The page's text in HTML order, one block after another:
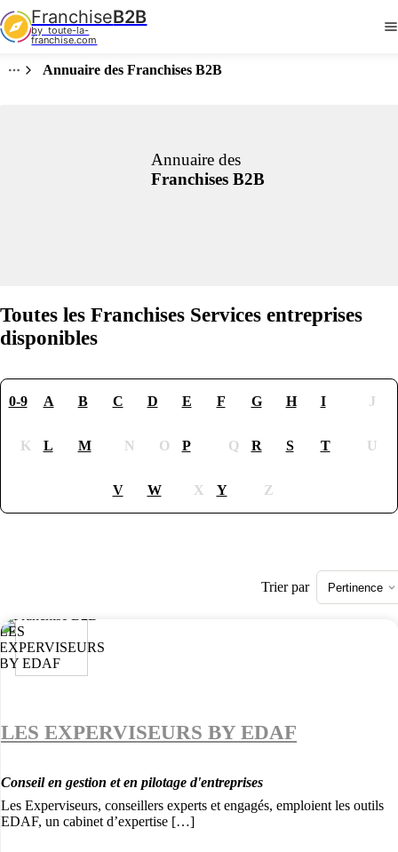
FranchiseB2B
by  toute-la-
franchise.com
Annuaire des Franchises B2B
Annuaire des
Franchises B2B
Toutes les Franchises Services entreprises
disponibles
0-9 A B C D E F G H I J
K L M N O P Q R S T U
V W X Y Z
Trier par Pertinence
LES EXPERVISEURS BY EDAF
Conseil en gestion et en pilotage d'entreprises
Les Experviseurs, conseillers experts et engagés, emploient les outils
EDAF, un cabinet d’expertise […]